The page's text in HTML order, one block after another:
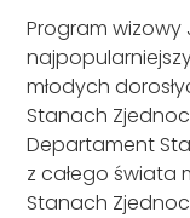
Program wizowy
młodych
Stanach
Departament
z całego świata
Stanach